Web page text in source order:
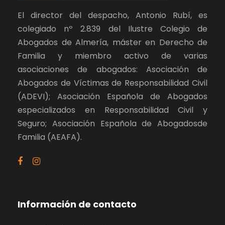
El director del despacho, Antonio Rubí, es
colegiado nº 2.839 del Ilustre Colegio de
Abogados de Almería, máster en Derecho de
Familia y miembro activo de varias
asociaciones de abogados: Asociación de
Abogados de Víctimas de Responsabilidad Civil
(ADEVI); Asociación Española de Abogados
especializados en Responsabilidad Civil y
Seguro; Asociación Española de Abogadosde
Familia (AEAFA).
Información de contacto